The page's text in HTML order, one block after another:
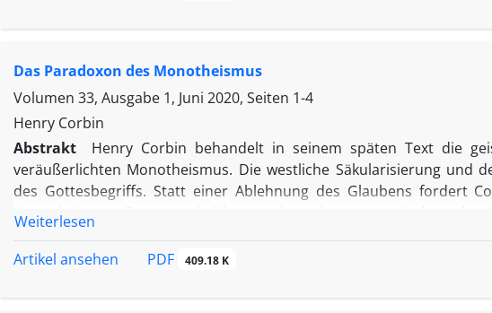
der Zoroastrismus auf dieser Basis zu den Weltreligionen gerechnet
Das Paradoxon des Monotheismus
Volumen 33, Ausgabe 1, Juni 2020, Seiten 1-4
Henry Corbin
Abstrakt
Henry Corbin behandelt in seinem späten Text die
veräußerlichten Monotheismus. Die westliche Säkularisierung und
des Gottesbegriffs. Statt einer Ablehnung des Glaubens fordert
Monotheismus. Er unterscheidet zwischen einem exoterischen,
wahre Tawḥīd bedeutet keine numerische Einheit, sondern eine
In einer esoterischen Ökumene erkennt Corbin die Legitimität
Weiterlesen
Artikel ansehen
PDF 409.18 K